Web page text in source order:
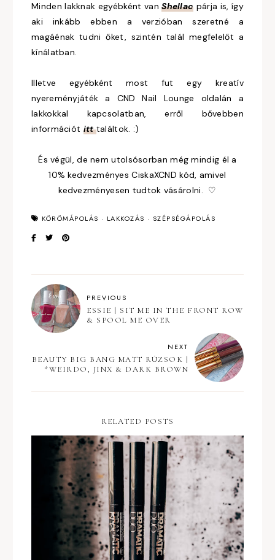
Minden lakknak egyébként vanShellac párja is, így
aki inkább ebben a verzióban szeretné a
magáénak tudni őket, szintén talál megfelelőt a
kínálatban.
Illetve egyébként most fut egy kreatív
nyereményjáték a CND Nail Lounge oldalán a
lakkokkal kapcsolatban, erről bővebben
információt itttaláltok. :)
És végül, de nem utolsósorban még mindig él a
10% kedvezményes CiskaXCND kód, amivel
kedvezményesen tudtok vásárolni. ♡
KÖRÖMÁPOLÁS · LAKKOZÁS · SZÉPSÉGÁPOLÁS
PREVIOUS
ESSIE | SIT ME IN THE FRONT ROW
& SPOOL ME OVER
NEXT
BEAUTY BIG BANG MATT RÚZSOK |
*WEIRDO, JINX & DARK BROWN
RELATED POSTS